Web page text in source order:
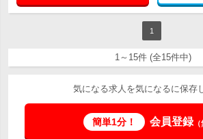
1
1～15件 (全15件中)
気になる求人を気になるに保存
簡単1分！ 会員登録（